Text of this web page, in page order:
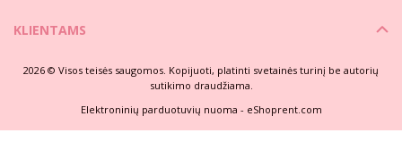
KLIENTAMS
2026 © Visos teisės saugomos. Kopijuoti, platinti svetainės turinį be autorių
sutikimo draudžiama.
Elektroninių parduotuvių nuoma - eShoprent.com